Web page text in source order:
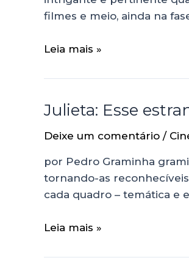
filmes e meio, ainda na
Leia mais »
Julieta: Esse
Deixe um comentário /
por Pedro Graminha
tornando-as
cada quadro – temática e
Leia mais »